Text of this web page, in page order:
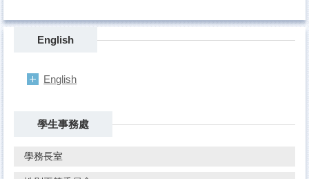
English
English
學生事務處
學務長室